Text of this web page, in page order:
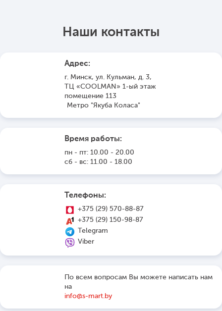
Наши контакты
Адрес:
г. Минск, ул. Кульман, д. 3,
ТЦ «COOLMAN» 1-ый этаж
помещение 113
Метро "Якуба Коласа"
Время работы:
пн - пт: 10.00 - 20.00
сб - вс: 11.00 - 18.00
Телефоны:
+375 (29) 570-88-87
+375 (29) 150-98-87
Telegram
Viber
По всем вопросам Вы можете написать нам
на
info@s-mart.by